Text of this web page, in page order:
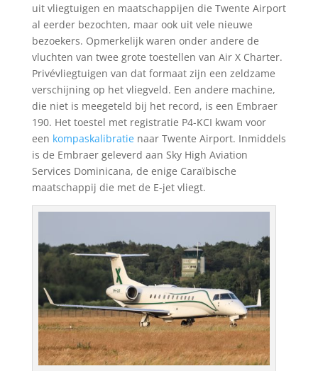
uit vliegtuigen en maatschappijen die Twente Airport
al eerder bezochten, maar ook uit vele nieuwe
bezoekers. Opmerkelijk waren onder andere de
vluchten van twee grote toestellen van Air X Charter.
Privévliegtuigen van dat formaat zijn een zeldzame
verschijning op het vliegveld. Een andere machine,
die niet is meegeteld bij het record, is een Embraer
190. Het toestel met registratie P4-KCI kwam voor
een kompaskalibratienaar Twente Airport. Inmiddels
is de Embraer geleverd aan Sky High Aviation
Services Dominicana, de enige Caraïbische
maatschappij die met de E-jet vliegt.